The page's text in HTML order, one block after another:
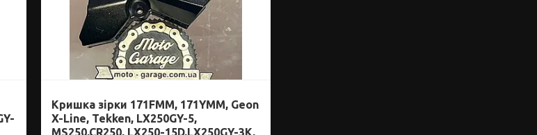
Кришка зірки 171FMM, 171YMM, Geon
X-Line, Tekken, LX250GY-5,
MS250,CR250, LX250-15D,LX250GY-3K,